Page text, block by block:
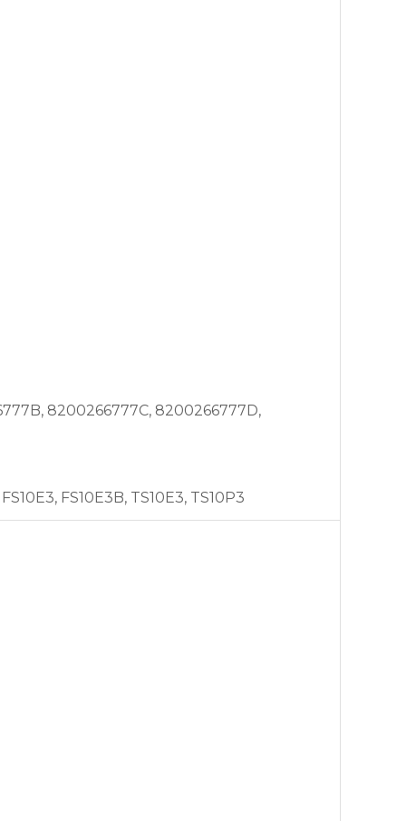
8200266777C, 8200266777D,
FS10E3B, TS10E3, TS10P3